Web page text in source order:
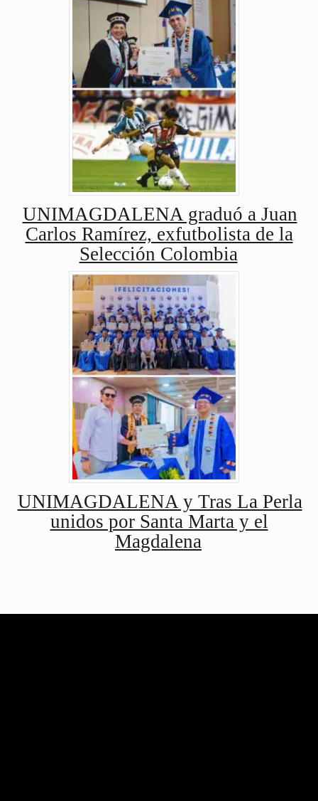
UNIMAGDALENA graduó a Juan
Carlos Ramírez, exfutbolista de la
Selección Colombia
UNIMAGDALENA y Tras La Perla
unidos por Santa Marta y el
Magdalena